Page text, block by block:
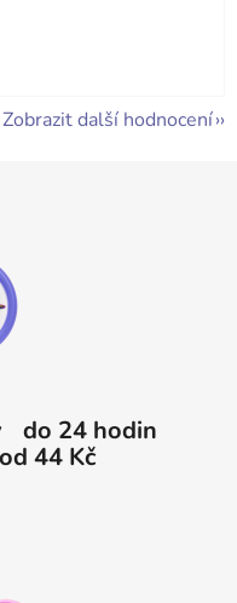
Zobrazit další hodnocení
do 24 hodin
44 Kč